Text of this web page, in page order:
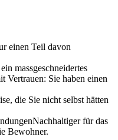
einen Teil davon
massgeschneidertes
Vertrauen: Sie haben einen
die Sie nicht selbst hätten
Nachhaltiger für das
Bewohner.